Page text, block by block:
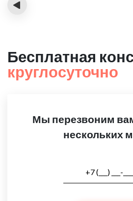
‹
Бесплатная
круглосуточно
Мы перезвоним
нескольких